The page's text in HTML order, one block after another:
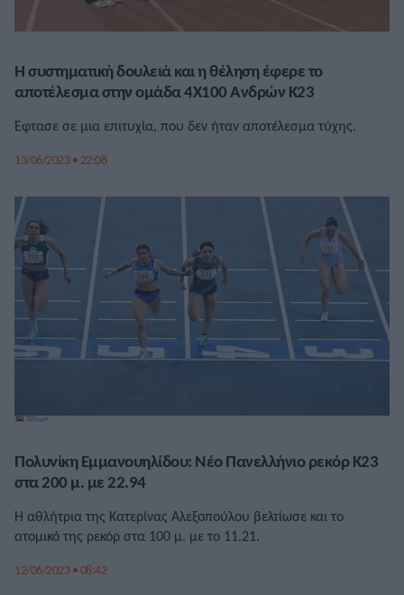
Η συστηματική δουλειά και η θέληση έφερε το
αποτέλεσμα στην ομάδα 4Χ100 Ανδρών Κ23
Έφτασε σε μια επιτυχία, που δεν ήταν αποτέλεσμα τύχης.
13/06/2023 • 22:08
Πολυνίκη Εμμανουηλίδου: Νέο Πανελλήνιο ρεκόρ Κ23
στα 200 μ. με 22.94
Η αθλήτρια της Κατερίνας Αλεξοπούλου βελτίωσε και το
ατομικό της ρεκόρ στα 100 μ. με το 11.21.
12/06/2023 • 08:42